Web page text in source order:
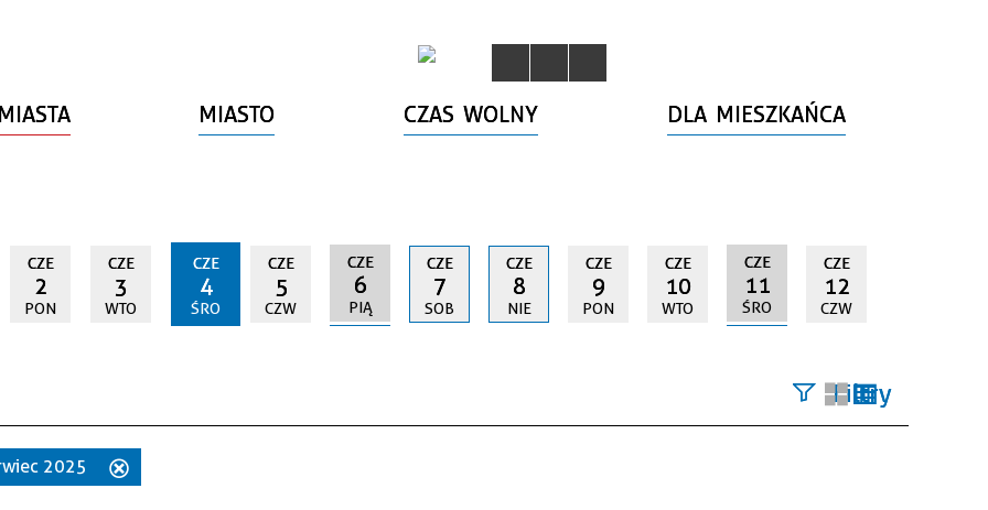
MIASTO CZAS WOLNY DLA MIESZKAŃCA
CZE
2
PON
CZE
3
WTO
CZE
4
ŚRO
CZE
5
CZW
CZE
6
PIĄ
CZE
7
SOB
CZE
8
NIE
CZE
9
PON
CZE
10
WTO
CZE
11
ŚRO
CZE
12
CZW
Filtry
2025